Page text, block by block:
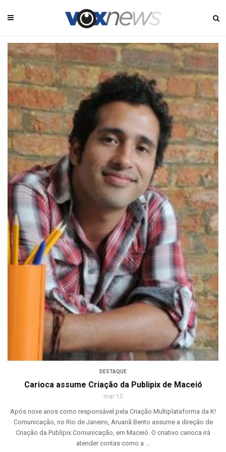
DESTAQUE
Carioca assume Criação da Publipix de Maceió
mar 15
Após nove anos como responsável pela Criação Multiplataforma da K!
Comunicação, no Rio de Janeiro, Aruanã Bento assume a direção de
Criação da Publipix Comunicação, em Maceió. O criativo carioca irá
atender contas como a ...